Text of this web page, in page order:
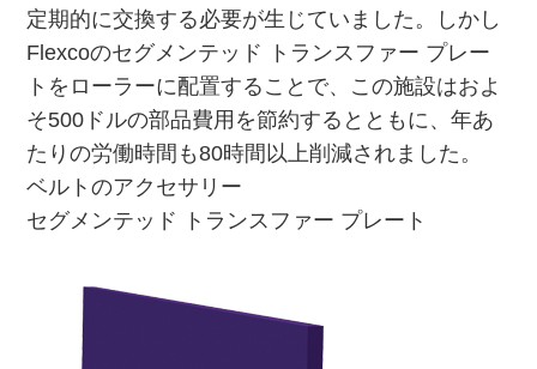
定期的に交換する必要が生じていました。しかし
Flexcoのセグメンテッド トランスファー プレー
トをローラーに配置することで、この施設はおよ
そ500ドルの部品費用を節約するとともに、年あ
たりの労働時間も80時間以上削減されました。
ベルトのアクセサリー
セグメンテッド トランスファー プレート